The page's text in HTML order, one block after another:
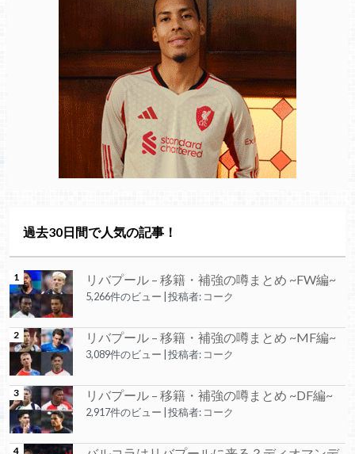
過去30日間で人気の記事！
リバプール – 移籍・補強の噂まとめ ~FW編~
5,266件のビュー 投稿者: コーク
リバプール – 移籍・補強の噂まとめ ~MF編~
3,089件のビュー 投稿者: コーク
リバプール – 移籍・補強の噂まとめ ~DF編~
2,917件のビュー 投稿者: コーク